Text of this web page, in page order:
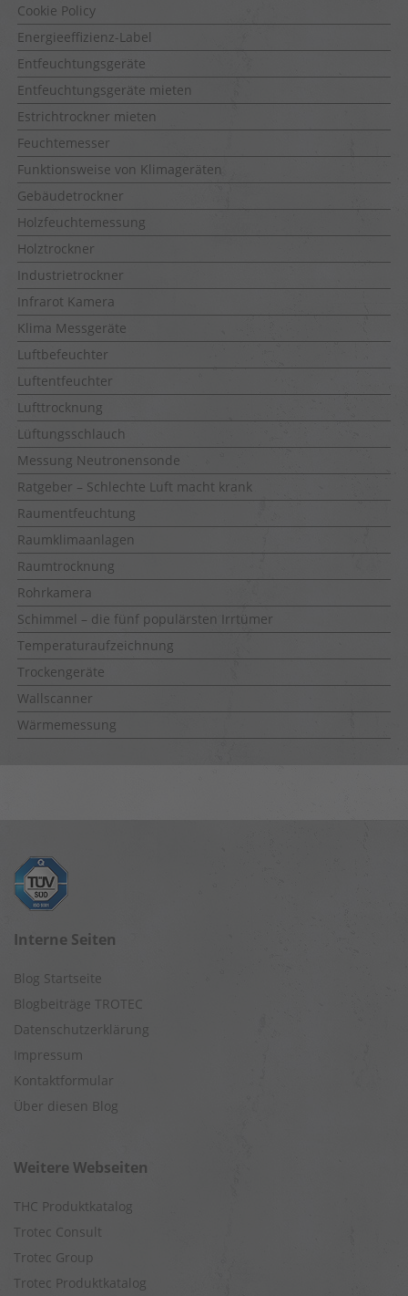
Cookie Policy
Energieeffizienz-Label
Entfeuchtungsgeräte
Entfeuchtungsgeräte mieten
Estrichtrockner mieten
Feuchtemesser
Funktionsweise von Klimageräten
Gebäudetrockner
Holzfeuchtemessung
Holztrockner
Industrietrockner
Infrarot Kamera
Klima Messgeräte
Luftbefeuchter
Luftentfeuchter
Lufttrocknung
Lüftungsschlauch
Messung Neutronensonde
Ratgeber – Schlechte Luft macht krank
Raumentfeuchtung
Raumklimaanlagen
Raumtrocknung
Rohrkamera
Schimmel – die fünf populärsten Irrtümer
Temperaturaufzeichnung
Trockengeräte
Wallscanner
Wärmemessung
Interne Seiten
Blog Startseite
Blogbeiträge TROTEC
Datenschutzerklärung
Impressum
Kontaktformular
Über diesen Blog
Weitere Webseiten
THC Produktkatalog
Trotec Consult
Trotec Group
Trotec Produktkatalog